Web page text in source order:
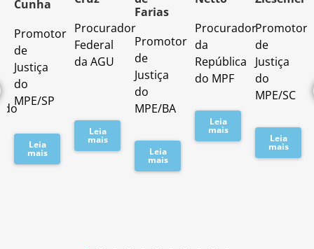
Cunha
Promotor
de
Justiça
do
MPE/SP
Leia
mais
Procurador
Federal
da AGU
Leia
mais
Farias
Promotor
de
Justiça
do
MPE/BA
Leia
mais
Procurador
da
República
do MPF
Leia
mais
Promotor
de
Justiça
do
MPE/SC
Leia
mais